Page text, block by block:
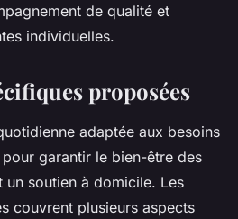
de qualité et
individuelles.
proposées
adaptée aux besoins
garantir le bien-être des
un soutien à domicile. Les
couvrent plusieurs aspects